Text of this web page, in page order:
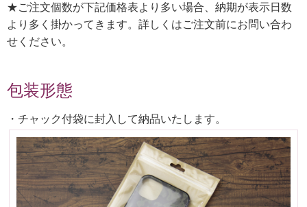
★ご注文個数が下記価格表より多い場合、納期が表示日数
より多く掛かってきます。詳しくはご注文前にお問い合わ
せください。
包装形態
・チャック付袋に封入して納品いたします。